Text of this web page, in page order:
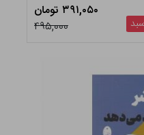
۳۹۱,۰۵۰ تومان
۴۹۵,۰۰۰